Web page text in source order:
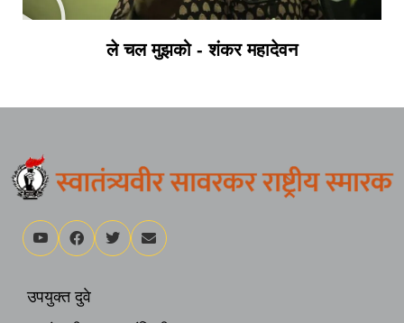
ले चल मुझको - शंकर महादेवन
उपयुक्त दुवे